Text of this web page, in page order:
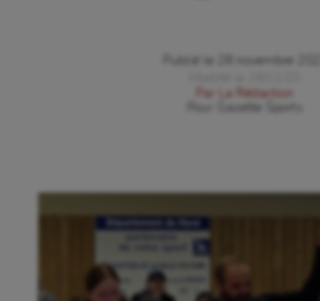
Publié le
28 novembre 2023
Par
La Rédaction
Gazette Sports